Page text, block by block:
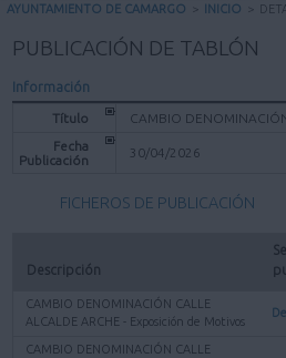
VALIDACIÓN DE
AYUNTAMIENTO DE CAMARGO > INICIO >
PUBLICACIÓN DE TABLÓN
Información
Título
CAMBIO
Fecha
Publicación
30/04/2026
FICHEROS DE PUBLICACIÓN
Descripción
CAMBIO DENOMINACIÓN CALLE
ALCALDE ARCHE - Exposición de Motivos
CAMBIO DENOMINACIÓN CALLE